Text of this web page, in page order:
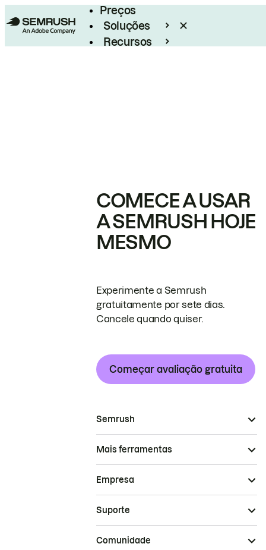
Preços
Soluções
Recursos
COMECE A USAR
A SEMRUSH HOJE
MESMO
Experimente a Semrush
gratuitamente por sete dias.
Cancele quando quiser.
Começar avaliação gratuita
Semrush
Mais ferramentas
Empresa
Suporte
Comunidade